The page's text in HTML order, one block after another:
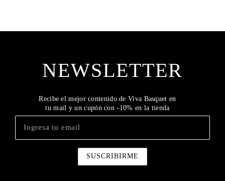
NEWSLETTER
Recibe el mejor contenido de Viva Basquet en
tu mail y un cupón con -10% en la tienda